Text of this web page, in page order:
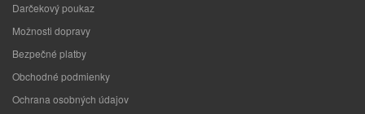
Darčekový poukaz
Možnosti dopravy
Bezpečné platby
Obchodné podmienky
Ochrana osobných údajov